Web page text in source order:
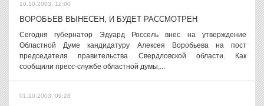
10.10.2003, 12:00
ВОРОБЬЕВ ВЫНЕСЕН, И БУДЕТ РАССМОТРЕН
Сегодня губернатор Эдуард Россель внес на утверждение
Областной Думе кандидатуру Алексея Воробьева на пост
председателя правительства Свердловской области. Как
сообщили пресс-службе областной думы,...
01.10.2003, 09:28